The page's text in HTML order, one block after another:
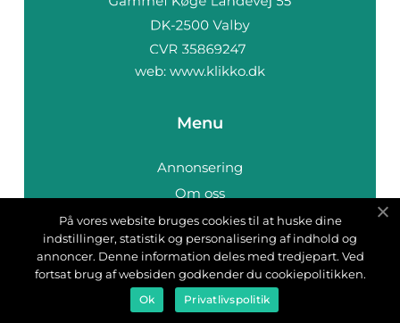
web: www.klikko.dk
Menu
Annonsering
Om oss
Cookies
Kontakta oss
Sitemap
På vores website bruges cookies til at huske dine
indstillinger, statistik og personalisering af indhold og
annoncer. Denne information deles med tredjepart. Ved
fortsat brug af websiden godkender du cookiepolitikken.
Ok Privatlivspolitik